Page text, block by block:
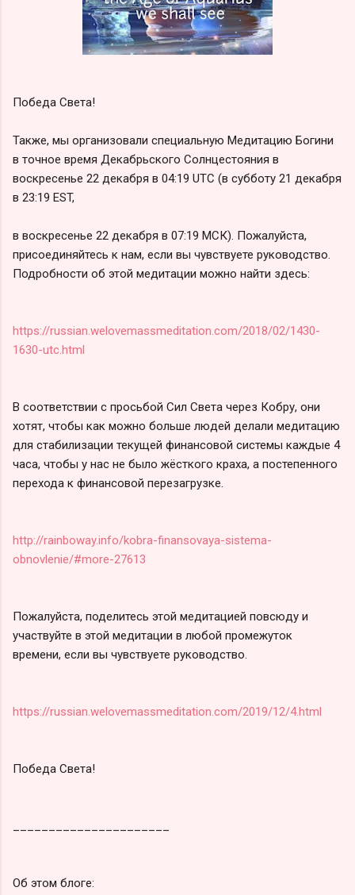
Победа Света!
Также, мы организовали специальную Медитацию Богини
в точное время Декабрьского Солнцестояния в
воскресенье 22 декабря в 04:19 UTC (в субботу 21 декабря
в 23:19 EST,
в воскресенье 22 декабря в 07:19 МСК). Пожалуйста,
присоединяйтесь к нам, если вы чувствуете руководство.
Подробности об этой медитации можно найти здесь:
https://russian.welovemassmeditation.com/2018/02/1430-
1630-utc.html
В соответствии с просьбой Сил Света через Кобру, они
хотят, чтобы как можно больше людей делали медитацию
для стабилизации текущей финансовой системы каждые 4
часа, чтобы у нас не было жёсткого краха, а постепенного
перехода к финансовой перезагрузке.
http://rainboway.info/kobra-finansovaya-sistema-
obnovlenie/#more-27613
Пожалуйста, поделитесь этой медитацией повсюду и
участвуйте в этой медитации в любой промежуток
времени, если вы чувствуете руководство.
https://russian.welovemassmeditation.com/2019/12/4.html
Победа Света!
Об этом блоге: